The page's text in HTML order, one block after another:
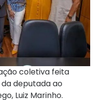
coletiva feita
deputada ao
Luiz Marinho.